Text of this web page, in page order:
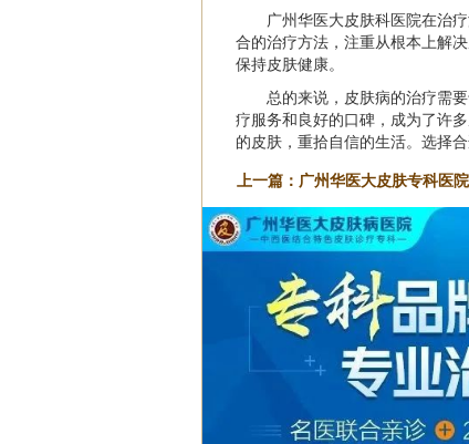
广州华医大皮肤科医院在治
合的治疗方法，注重从根本上解
保持皮肤健康。
总的来说，皮肤病的治疗需
疗服务和良好的口碑，成为了许
的皮肤，重拾自信的生活。选择
上一篇： 广州华医大皮肤专科医
皮肤医院是正规医院